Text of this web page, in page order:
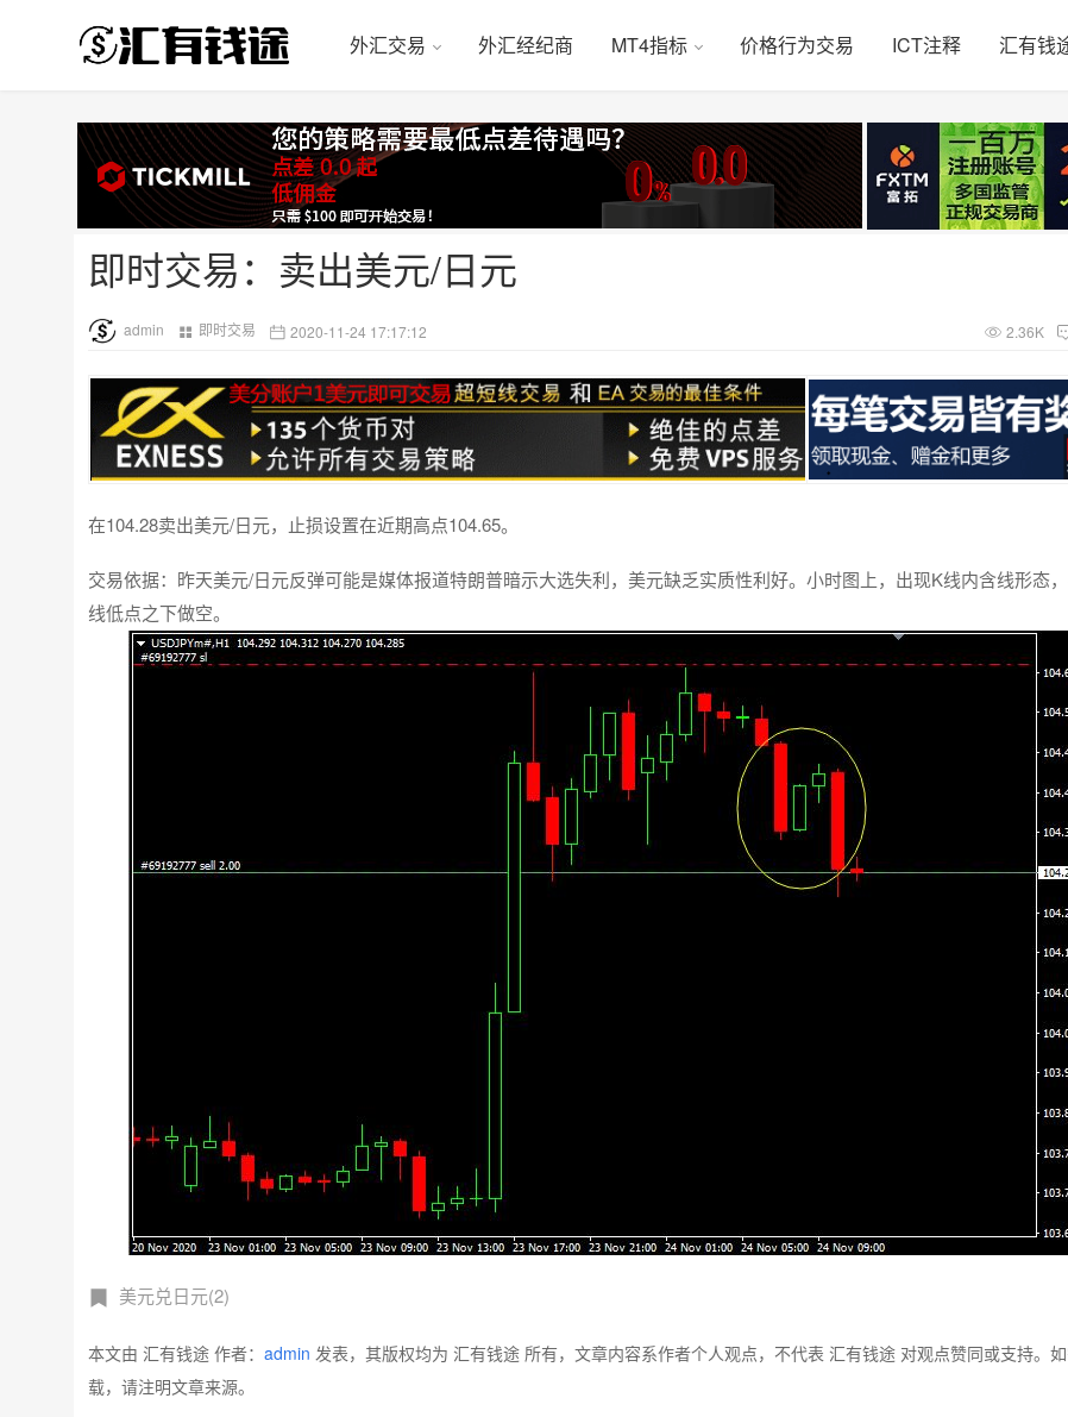
外汇交易 外汇经纪商 MT4指标 价格行为交易 ICT注释 汇有钱
即时交易：卖出美元/日元
admin 即时交易 2020-11-24 17:17:12 2.36K
在104.28卖出美元/日元，止损设置在近期高点104.65。
交易依据：昨天美元/日元反弹可能是媒体报道特朗普暗示大选失利，美元缺乏实质性利好。小时图上，出现K线内含线形态
线低点之下做空。
美元兑日元(2)
本文由 汇有钱途 作者： admin 发表，其版权均为 汇有钱途 所有，文章内容系作者个人观点，不代表 汇有钱途 对观点赞同或支持。
载，请注明文章来源。